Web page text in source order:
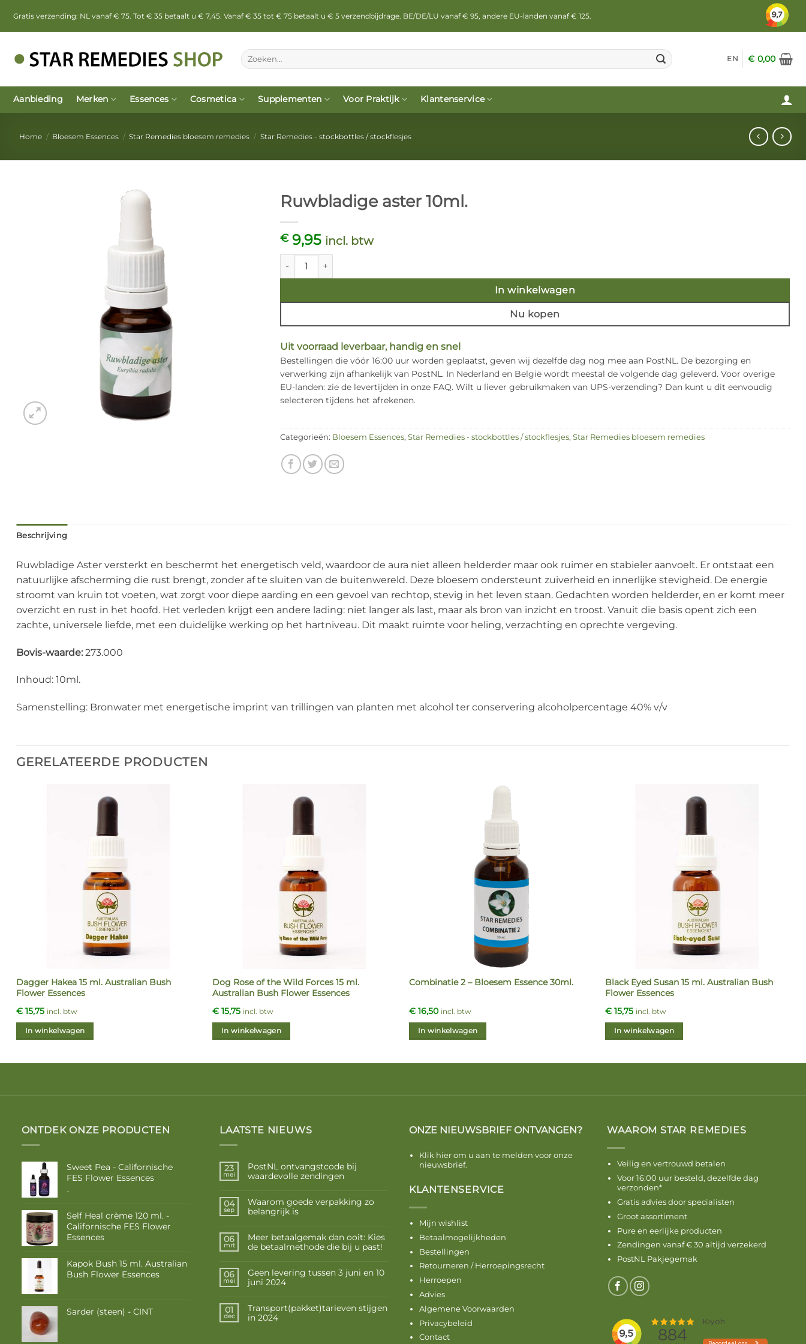
naar
Gratis verzending: NL vanaf € 75. Tot € 35 betaalt u € 7,45. Vanaf € 35 tot € 75 betaalt u € 5 verzendbijdrage. BE/DE/LU vanaf € 95, andere EU-landen vanaf € 125.
Zoeken
naar:
EN €0,00
Aanbieding Merken Essences Cosmetica Supplementen Voor Praktijk Klantenservice
Home / Bloesem Essences / Star Remedies bloesem remedies / Star Remedies - stockbottles / stockflesjes
Ruwbladige aster 10ml.
€9,95 incl. btw
Ruwbladige aster 10ml. aantal
In winkelwagen
Nu kopen
Uit voorraad leverbaar, handig en snel
Bestellingen die vóór 16:00 uur worden geplaatst, geven wij dezelfde dag nog mee aan PostNL. De bezorging en
verwerking zijn afhankelijk van PostNL. In Nederland en België wordt meestal de volgende dag geleverd. Voor overige
EU-landen: zie de levertijden in onze FAQ. Wilt u liever gebruikmaken van UPS-verzending? Dan kunt u dit eenvoudig
selecteren tijdens het afrekenen.
Categorieën: Bloesem Essences, Star Remedies - stockbottles / stockflesjes, Star Remedies bloesem remedies
Beschrijving
Ruwbladige Aster versterkt en beschermt het energetisch veld, waardoor de aura niet alleen helderder maar ook ruimer en stabieler aanvoelt. Er ontstaat een
natuurlijke afscherming die rust brengt, zonder af te sluiten van de buitenwereld. Deze bloesem ondersteunt zuiverheid en innerlijke stevigheid. De energie
stroomt van kruin tot voeten, wat zorgt voor diepe aarding en een gevoel van rechtop, stevig in het leven staan. Gedachten worden helderder, en er komt meer
overzicht en rust in het hoofd. Het verleden krijgt een andere lading: niet langer als last, maar als bron van inzicht en troost. Vanuit die basis opent zich een
zachte, universele liefde, met een duidelijke werking op het hartniveau. Dit maakt ruimte voor heling, verzachting en oprechte vergeving.
Bovis-waarde: 273.000
Inhoud: 10ml.
Samenstelling: Bronwater met energetische imprint van trillingen van planten met alcohol ter conservering alcoholpercentage 40% v/v
GERELATEERDE PRODUCTEN
Dagger Hakea 15 ml. Australian Bush
Flower Essences
€15,75 incl. btw
In winkelwagen
Dog Rose of the Wild Forces 15 ml.
Australian Bush Flower Essences
€15,75 incl. btw
In winkelwagen
Combinatie 2 – Bloesem Essence 30ml.
€16,50 incl. btw
In winkelwagen
Black Eyed Susan 15 ml. Australian Bush
Flower Essences
€15,75 incl. btw
In winkelwagen
ONTDEK ONZE PRODUCTEN
Sweet Pea - Californische
FES Flower Essences
-Prijsklasse:
tot
€ 17,50
Self Heal crème 120 ml. -
Californische FES Flower
Essences
Kapok Bush 15 ml. Australian
Bush Flower Essences
Sarder (steen) - CINT
LAATSTE NIEUWS
23
mei
PostNL ontvangstcode bij
waardevolle zendingen
04
sep
Waarom goede verpakking zo
belangrijk is
06
mrt
Meer betaalgemak dan ooit: Kies
de betaalmethode die bij u past!
06
mei
Geen levering tussen 3 juni en 10
juni 2024
01
dec
Transport(pakket)tarieven stijgen
in 2024
ONZE NIEUWSBRIEF ONTVANGEN?
Klik hier om u aan te melden voor onze
nieuwsbrief.
KLANTENSERVICE
Mijn wishlist
Betaalmogelijkheden
Bestellingen
Retourneren / Herroepingsrecht
Herroepen
Advies
Algemene Voorwaarden
Privacybeleid
Contact
WAAROM STAR REMEDIES
Veilig en vertrouwd betalen
Voor 16:00 uur besteld, dezelfde dag
verzonden*
Gratis advies door specialisten
Groot assortiment
Pure en eerlijke producten
Zendingen vanaf € 30 altijd verzekerd
PostNL Pakjegemak